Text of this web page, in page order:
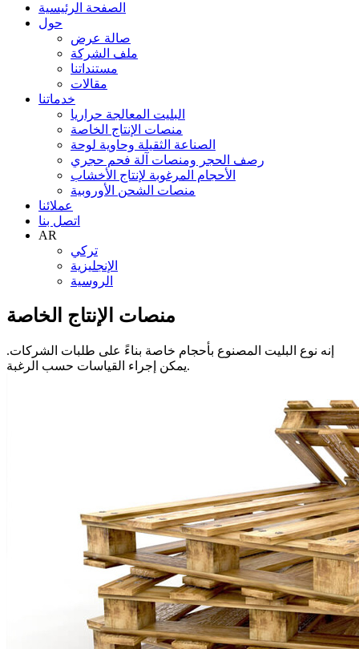
الصفحة الرئيسية
حول
صالة عرض
ملف الشركة
مستنداتنا
مقالات
خدماتنا
البليت المعالجة حراريا
منصات الإنتاج الخاصة
الصناعة الثقيلة وحاوية لوحة
رصف الحجر ومنصات آلة فحم حجري
الأحجام المرغوبة لإنتاج الأخشاب
منصات الشحن الأوروبية
عملائنا
اتصل بنا
AR
تركي
الإنجليزية
الروسية
منصات الإنتاج الخاصة
إنه نوع البليت المصنوع بأحجام خاصة بناءً على طلبات الشركات.
يمكن إجراء القياسات حسب الرغبة.